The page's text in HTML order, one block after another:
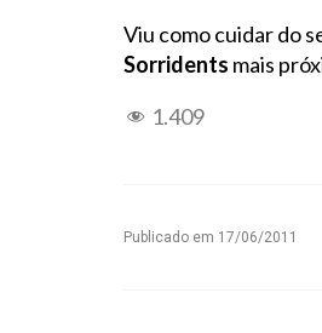
Viu como cuidar do
Sorridents mais
1.409
Publicado em 17/06/2011